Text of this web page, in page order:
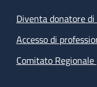
Diventa donatore
Accesso di
Comitato Regionale